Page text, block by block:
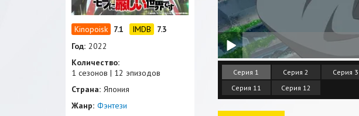
Серия 1 Серия 2 Серия 3
Серия 11
Серия 12
7.1
7.3
Год: 2022
Количество:
1 сезонов | 12 эпизодов
Страна: Япония
Жанр: Фэнтези